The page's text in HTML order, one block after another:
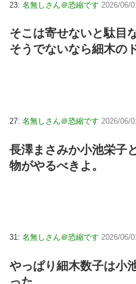
23: 名無しさん＠恐縮です 2026/06/
そこは寄せないと駄目
そうでないなら細木の
27: 名無しさん＠恐縮です 2026/06/
長澤まさみか小池栄子
物がやるべきよ。
31: 名無しさん＠恐縮です 2026/06/
やっぱり細木数子は小